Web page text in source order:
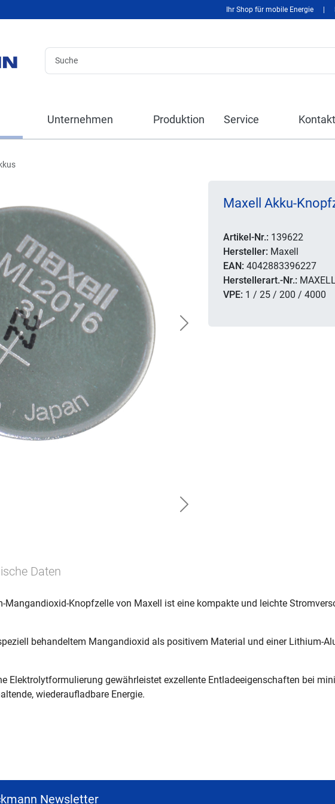
Ihr Shop für mobile Energie
Unternehmen Produktion Service Kontakt
Next
Next
Maxell Akku-
Artikel-Nr.: 139622
Hersteller: Maxell
EAN: 4042883396227
Herstellerart.-Nr.:
VPE: 1 / 25 / 200 / 4000
Daten
Mangandioxid-Knopfzelle von Maxell ist eine kompakte und leichte
behandeltem Mangandioxid als positivem Material und einer Lithium-
Elektrolytformulierung gewährleistet exzellente Entladeeigenschaften bei
wiederaufladbare Energie.
Newsletter